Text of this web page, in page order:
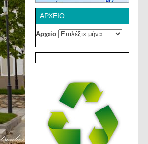
ΑΡΧΕΊΟ
Αρχείο